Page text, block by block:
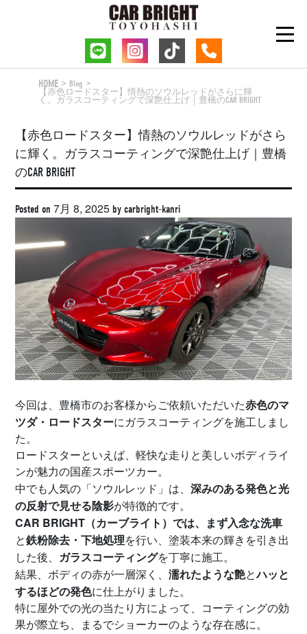
HOME
Blog
【赤色ロードスター】情熱のソウルレッドがさらに輝
く。ガラスコーティングで深艶仕上げ｜豊橋のCAR BRIGHT
【赤色ロードスター】情熱のソウルレッドがさら
に輝く。ガラスコーティングで深艶仕上げ｜豊橋
のCAR BRIGHT
Posted on7月 8, 2025 bycarbright-kanri
今回は、豊橋市のお客様からご依頼いただいた赤色のマ
ツダ・ロードスターにガラスコーティングを施工しまし
た。
ロードスターといえば、軽快な走りと美しいボディライ
ンが魅力の国産スポーツカー。
中でも人気の「ソウルレッド」は、深みのある発色と光
の反射で見せる陰影が特徴的です。
CAR BRIGHT（カーブライト）では、まず入念な洗車
と鉄粉除去・下地処理を行い、塗装本来の輝きを引き出
した後、 ガラスコーティングを丁寧に施工。
結果、ボディの赤が一層深く、濡れたような艶とハッと
するほどの発色に仕上がりました。
特に屋外での光の当たり方によって、コーティングの効
果が際立ち、まるでショーカーのような存在感に。